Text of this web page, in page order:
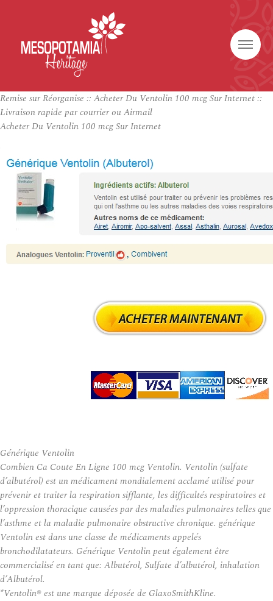
Remise sur Réorganise :: Acheter Du Ventolin 100 mcg Sur Internet ::
Livraison rapide par courrier ou Airmail
Acheter Du Ventolin 100 mcg Sur Internet
Générique Ventolin
Combien Ca Coute En Ligne 100 mcg Ventolin. Ventolin (sulfate
d’albutérol) est un médicament mondialement acclamé utilisé pour
prévenir et traiter la respiration sifflante, les difficultés respiratoires et
l’oppression thoracique causées par des maladies pulmonaires telles que
l’asthme et la maladie pulmonaire obstructive chronique. générique
Ventolin est dans une classe de médicaments appelés
bronchodilatateurs. Générique Ventolin peut également être
commercialisé en tant que: Albutérol, Sulfate d’albutérol, inhalation
d’Albutérol.
*Ventolin® est une marque déposée de GlaxoSmithKline.